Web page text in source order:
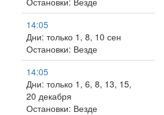
14:05
Дни: только 1, 8, 10 сен
Остановки: Везде
14:05
Дни: только 1, 6, 8, 13, 15,
20 декабря
Остановки: Везде